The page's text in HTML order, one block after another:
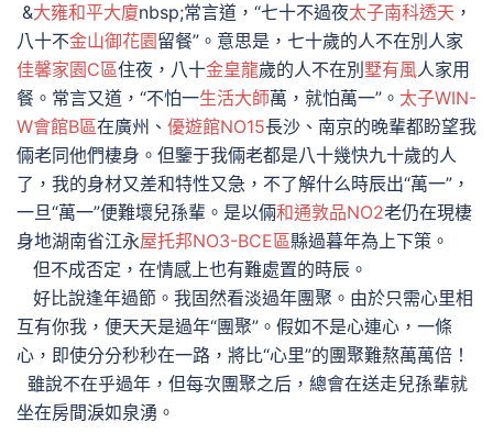
&大雍和平大廈nbsp;常言道，“七十不過夜太子南科透天 ，
八十不金山御花園留餐”。意思是，七十歲的人不在別人家
佳馨家園C區住夜，八十金皇龍歲的人不在別 墅有風人家用
餐。常言又道，“不怕一生活大師萬，就怕萬一”。 太子WIN-
W會館B區在廣州、 優遊館NO15長沙、南京的晚輩都盼望我
倆老同他們棲身。但鑒于我倆老都是八十幾快九十歲的人
了，我的身材又差和特性又急，不了解什么時辰出“萬一”，
一旦“萬一”便難壞兒孫輩。是以倆和通敦品NO2老仍在現棲
身地湖南省江永屋托邦NO3-BCE區縣過暮年為上下策。
但不成否定，在情感上也有難處置的時辰。
好比說逢年過節。我固然看淡過年團聚。由於只需心里相
互有你我，便天天是過年“團聚”。假如不是心連心，一條
心，即使分分秒秒在一路，將比“心里”的團聚難熬萬萬倍！
雖說不在乎過年，但每次團聚之后，總會在送走兒孫輩就
坐在房間淚如泉湧。